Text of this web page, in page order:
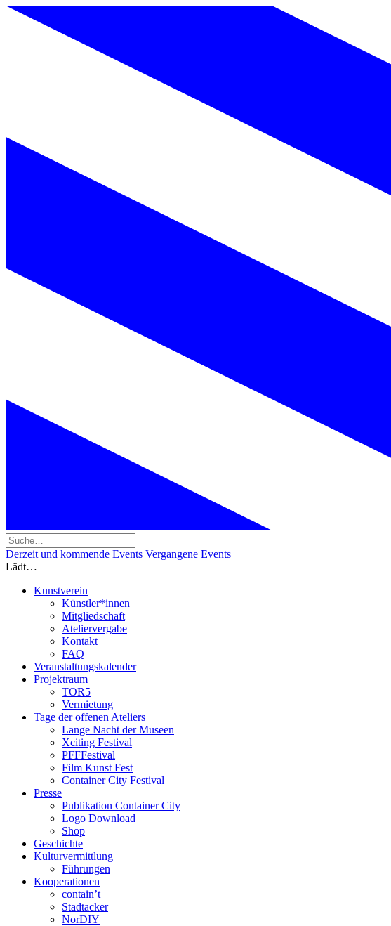
Derzeit und kommende Events Vergangene Events
Lädt…
Kunstverein
Künstler*innen
Mitgliedschaft
Ateliervergabe
Kontakt
FAQ
Veranstaltungskalender
Projektraum
TOR5
Vermietung
Tage der offenen Ateliers
Lange Nacht der Museen
Xciting Festival
PFFFestival
Film Kunst Fest
Container City Festival
Presse
Publikation Container City
Logo Download
Shop
Geschichte
Kulturvermittlung
Führungen
Kooperationen
contain’t
Stadtacker
NorDIY